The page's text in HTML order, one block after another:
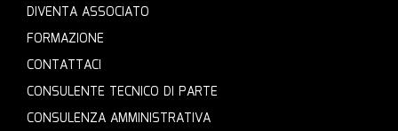
DIVENTA ASSOCIATO
FORMAZIONE
CONTATTACI
CONSULENTE TECNICO DI PARTE
CONSULENZA AMMINISTRATIVA